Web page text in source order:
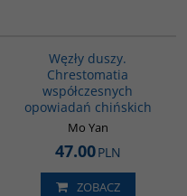
Węzły duszy.
Chrestomatia
współczesnych
opowiadań chińskich
Mo Yan
47.00PLN
ZOBACZ